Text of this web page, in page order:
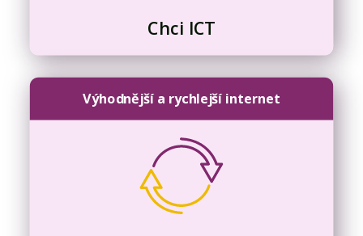
Chci ICT
Výhodnější a rychlejší internet